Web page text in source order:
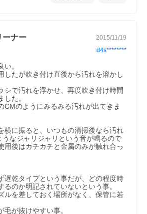
ーナー 2015/11/19
d4s********
。
したが吹き付け直後から汚れを溶かし
シで汚れを浮かせ、再度吹き付け時間
した。
CMのようにみるみる汚れが出てきま
横に振ると、いつもの清掃後なら汚れ
なジャリジャリという音が鳴るので
用後はカチカチと金属のみが触れ合っ
遅乾タイプという事だが、どの程度時
るのか明記されていないという事。
ルを差しておく場所がなく、保管に若
毛が抜けやすい事。